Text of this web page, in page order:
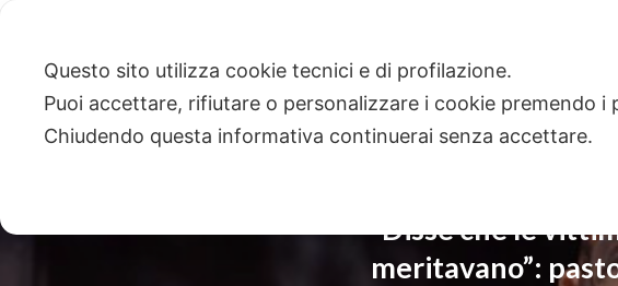
Disse che le
meritavano”:
Questo sito utilizza cookie tecnici e di profilazione.
Puoi accettare, rifiutare o personalizzare i cookie premendo i
Chiudendo questa informativa continuerai senza accettare.